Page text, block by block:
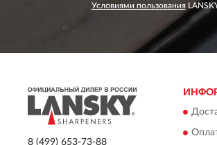
Условиями пользования
8 (499) 653-73-88